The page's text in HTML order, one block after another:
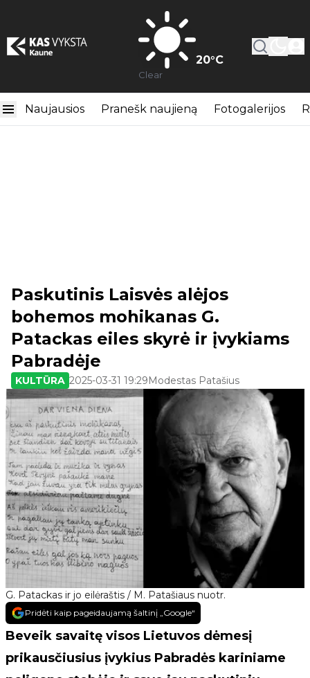
20°C
Clear
Naujausios Pranešk naujieną Fotogalerijos
G. Patackas ir jo eilėraštis / M. Patašiaus nuotr.
Paskutinis Laisvės alėjos
bohemos mohikanas G.
Patackas eiles skyrė ir įvykiams
Pabradėje
KULTŪRA 2025-03-31 19:29Modestas Patašius
Pridėti kaip pageidaujamą šaltinį „Google“
Beveik savaitę visos Lietuvos dėmesį
prikausčiusius įvykius Pabradės kariniame